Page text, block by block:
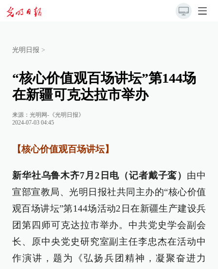
光明日报 >
“核心价值观百场讲坛”第144场
在新疆可克达拉市举办
来源： 光明网-《光明日报》
2024-07-03 04:45
【核心价值观百场讲坛】
新华社乌鲁木齐7月2日电（记者戴子鸾） 由中
宣部宣教局、光明日报社共同主办的“核心价值
观百场讲坛”第144场活动2日在新疆生产建设兵
团第四师可克达拉市举办。中共党史学会副会
长、原中央党史研究室副主任李忠杰在活动中
作演讲，题为《弘扬兵团精神，凝聚奋进力